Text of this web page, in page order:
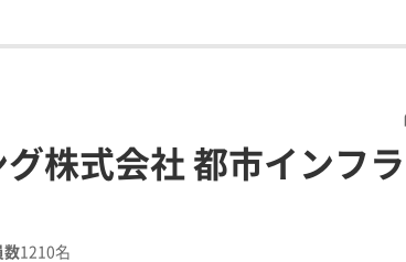
株式会社 都市インフ
数1210名